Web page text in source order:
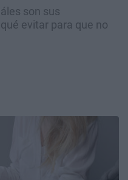
son sus
evitar para que no